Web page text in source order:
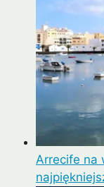
Arrecife na